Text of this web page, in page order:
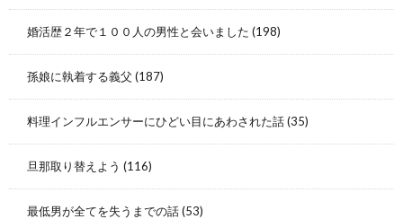
婚活歴２年で１００人の男性と会いました (198)
孫娘に執着する義父 (187)
料理インフルエンサーにひどい目にあわされた話(35)
旦那取り替えよう (116)
最低男が全てを失うまでの話(53)